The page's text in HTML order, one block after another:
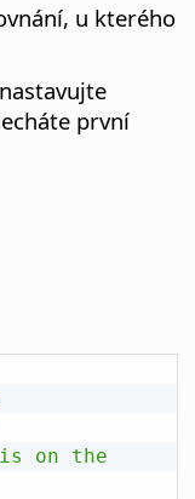
u kterého
první
is on the